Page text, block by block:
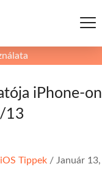
iPhone-on
13
iOS Tippek / Január 13,